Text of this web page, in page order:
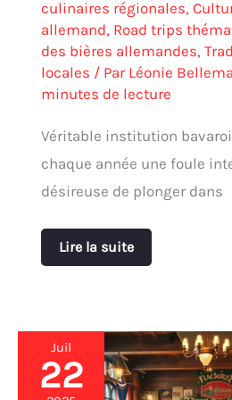
culinaires régionales,
allemand, Road trips
des bières allemandes,
locales / Par Léonie
minutes de lecture
Véritable institution
chaque année une foule
désireuse de plonger dans
Lire la suite
Juil
22
Dégustation
inoubliable